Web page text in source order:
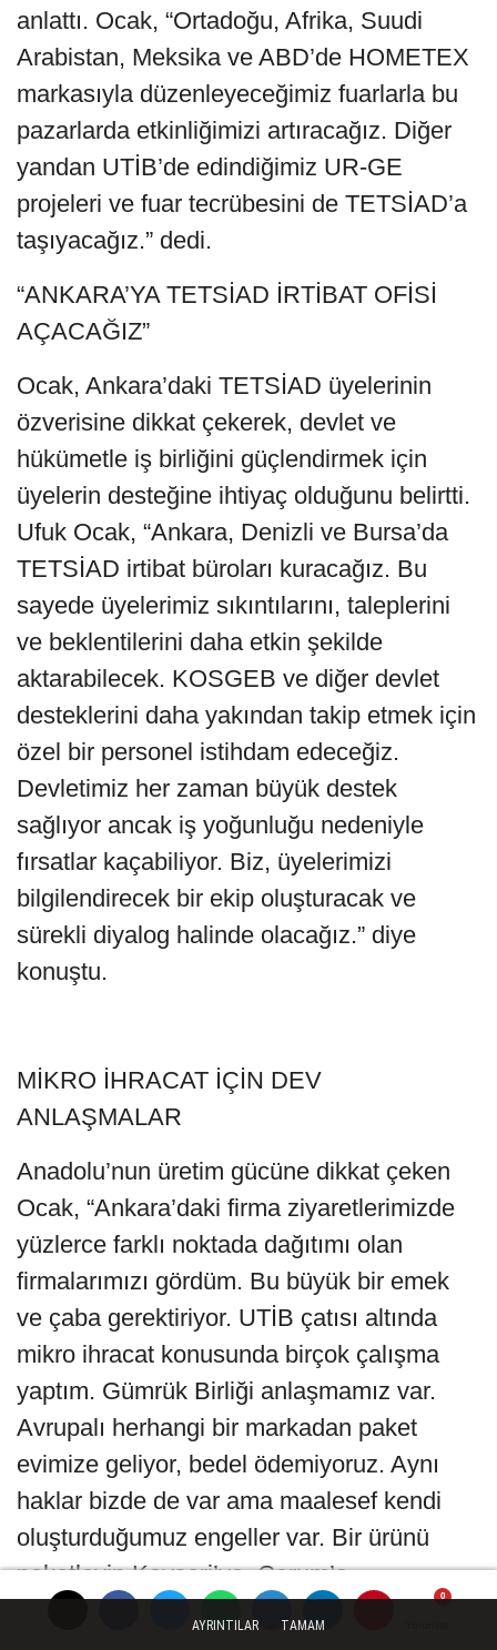
anlattı. Ocak, “Ortadoğu, Afrika, Suudi
Arabistan, Meksika ve ABD’de HOMETEX
markasıyla düzenleyeceğimiz fuarlarla bu
pazarlarda etkinliğimizi artıracağız. Diğer
yandan UTİB’de edindiğimiz UR-GE
projeleri ve fuar tecrübesini de TETSİAD’a
taşıyacağız.” dedi.
“ANKARA’YA TETSİAD İRTİBAT OFİSİ
AÇACAĞIZ”
Ocak, Ankara’daki TETSİAD üyelerinin
özverisine dikkat çekerek, devlet ve
hükümetle iş birliğini güçlendirmek için
üyelerin desteğine ihtiyaç olduğunu belirtti.
Ufuk Ocak, “Ankara, Denizli ve Bursa’da
TETSİAD irtibat büroları kuracağız. Bu
sayede üyelerimiz sıkıntılarını, taleplerini
ve beklentilerini daha etkin şekilde
aktarabilecek. KOSGEB ve diğer devlet
desteklerini daha yakından takip etmek için
özel bir personel istihdam edeceğiz.
Devletimiz her zaman büyük destek
sağlıyor ancak iş yoğunluğu nedeniyle
fırsatlar kaçabiliyor. Biz, üyelerimizi
bilgilendirecek bir ekip oluşturacak ve
sürekli diyalog halinde olacağız.” diye
konuştu.
MİKRO İHRACAT İÇİN DEV
ANLAŞMALAR
Anadolu’nun üretim gücüne dikkat çeken
Ocak, “Ankara’daki firma ziyaretlerimizde
yüzlerce farklı noktada dağıtımı olan
firmalarımızı gördüm. Bu büyük bir emek
ve çaba gerektiriyor. UTİB çatısı altında
mikro ihracat konusunda birçok çalışma
yaptım. Gümrük Birliği anlaşmamız var.
Avrupalı herhangi bir markadan paket
evimize geliyor, bedel ödemiyoruz. Aynı
haklar bizde de var ama maalesef kendi
oluşturduğumuz engeller var. Bir ürünü
paketleyip Kayseri’ye, Çorum’a
AYRINTILAR TAMAM